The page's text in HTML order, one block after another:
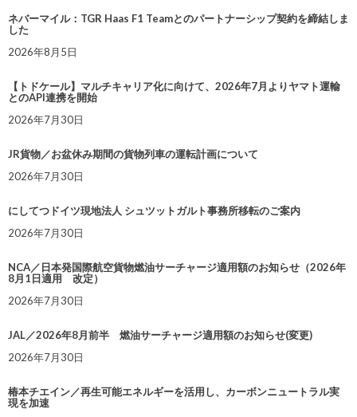
ネバーマイル：TGR Haas F1 Teamとのパートナーシップ契約を締結しま
した
2026年8月5日
【トドケール】マルチキャリア化に向けて、2026年7月よりヤマト運輸
とのAPI連携を開始
2026年7月30日
JR貨物／お盆休み期間の貨物列車の運転計画について
2026年7月30日
にしてつドイツ現地法人 シュツットガルト事務所移転のご案内
2026年7月30日
NCA／日本発国際航空貨物燃油サーチャージ適用額のお知らせ（2026年
8月1日適用 改定）
2026年7月30日
JAL／2026年8月前半 燃油サーチャージ適用額のお知らせ(変更)
2026年7月30日
椿本チエイン／再生可能エネルギーを活用し、カーボンニュートラル実
現を加速